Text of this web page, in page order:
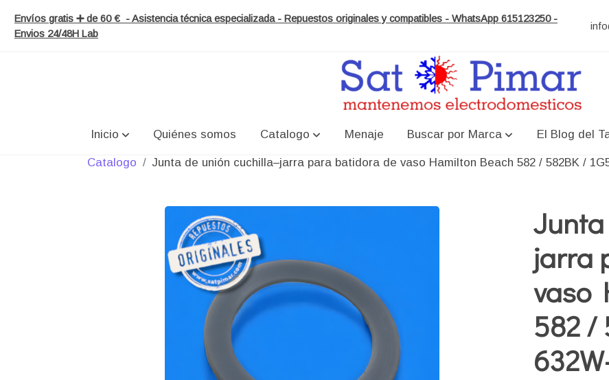
Envíos gratis ➕ de 60 € - Asistencia técnica especializada - Repuestos originales y compatibles - WhatsApp 615123250 -
Envios 24/48H Lab
Inicio Quiénes somos Catalogo Menaje Buscar por Marca El Blog del
Catalogo Junta de unión cuchilla–jarra para batidora de vaso Hamilton Beach 582 / 582BK /
jarra
vaso
582 /